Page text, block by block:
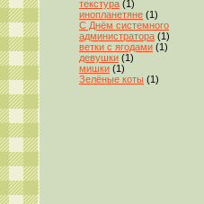
текстура (1)
инопланетяне (1)
С Днём системного
администратора (1)
ветки с ягодами (1)
девушки (1)
мишки (1)
Зелёные коты (1)